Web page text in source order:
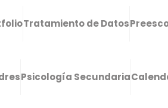
Tratamiento de Datos
Psicología Secundaria